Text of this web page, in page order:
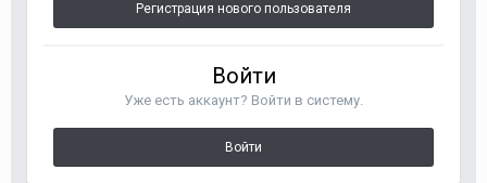
Регистрация нового пользователя
Войти
Уже есть аккаунт? Войти в систему.
Войти